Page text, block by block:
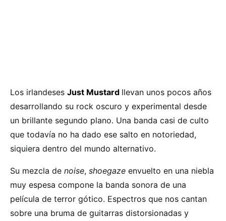
Los irlandeses Just Mustard llevan unos pocos años
desarrollando su rock oscuro y experimental desde
un brillante segundo plano. Una banda casi de culto
que todavía no ha dado ese salto en notoriedad,
siquiera dentro del mundo alternativo.
Su mezcla de noise, shoegaze envuelto en una niebla
muy espesa compone la banda sonora de una
película de terror gótico. Espectros que nos cantan
sobre una bruma de guitarras distorsionadas y